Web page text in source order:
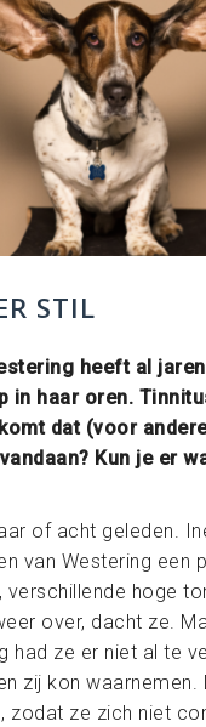
STIL
heeft al
in haar oren.
dat (voor
Kun je er
of acht geleden.
van Westering een
verschillende hoge
over, dacht ze.
had ze er niet al te
zij kon waarnemen.
zodat ze zich niet